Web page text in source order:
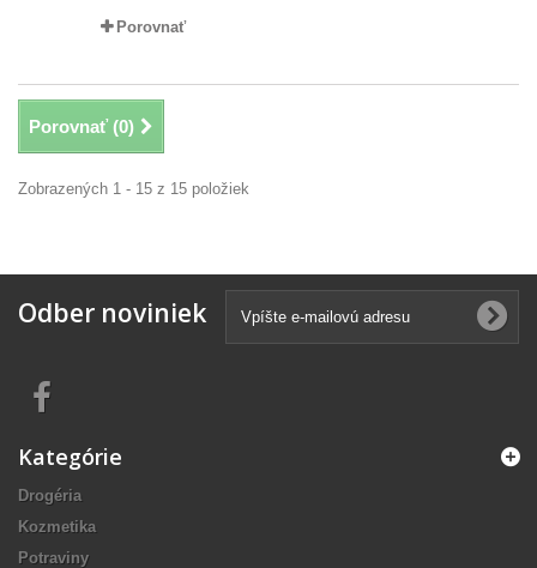
Porovnať
Porovnať (0)
Zobrazených 1 - 15 z 15 položiek
Odber noviniek
Kategórie
Drogéria
Kozmetika
Potraviny